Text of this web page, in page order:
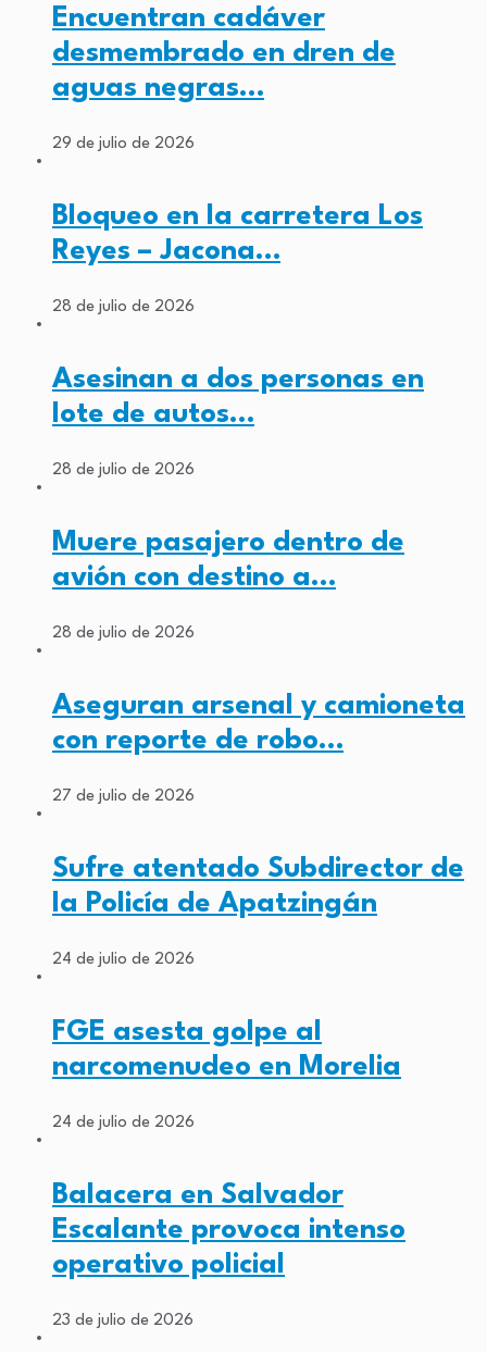
Encuentran cadáver
desmembrado en dren de
aguas negras…
29 de julio de 2026
Bloqueo en la carretera Los
Reyes – Jacona…
28 de julio de 2026
Asesinan a dos personas en
lote de autos…
28 de julio de 2026
Muere pasajero dentro de
avión con destino a…
28 de julio de 2026
Aseguran arsenal y camioneta
con reporte de robo…
27 de julio de 2026
Sufre atentado Subdirector de
la Policía de Apatzingán
24 de julio de 2026
FGE asesta golpe al
narcomenudeo en Morelia
24 de julio de 2026
Balacera en Salvador
Escalante provoca intenso
operativo policial
23 de julio de 2026